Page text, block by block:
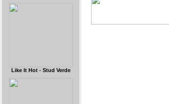
Like It Hot - Stud Verde